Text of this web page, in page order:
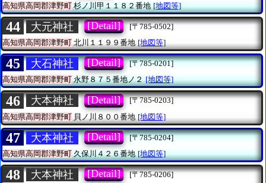
高知県高岡郡津野町杉ノ川甲１１８２番地 [地図等]
44 大元神社 [Detail]
[〒785-0502]
高知県高岡郡津野町北川１１９９番地 [地図等]
45 大石神社 [Detail]
[〒785-0201]
高知県高岡郡津野町永野８７５番地ノ２ [地図等]
46 大本神社 [Detail]
[〒785-0203]
高知県高岡郡津野町 貝ノ川８００番地 [地図等]
47 大本神社 [Detail]
[〒785-0204]
高知県高岡郡津野町久保川４２６番地 [地図等]
48 大本神社 [Detail] [〒785-0206]